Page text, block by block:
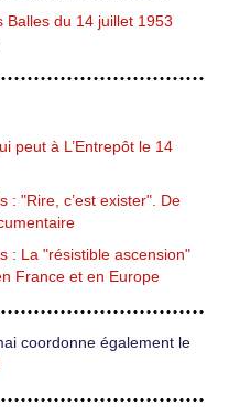
Balles du 14 juillet 1953
peut à L’Entrepôt le 14
: "Rire, c’est exister". De
: La "résistible ascension"
France et en Europe
coordonne également le